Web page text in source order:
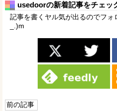
usedoorの新着記事をチェッ
記事を書くヤル気が出るのでフ
_.)m
前の記事